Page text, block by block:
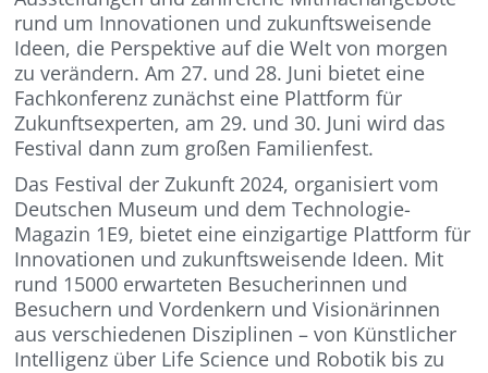
rund um Innovationen und zukunftsweisende
Ideen, die Perspektive auf die Welt von morgen
zu verändern. Am 27. und 28. Juni bietet eine
Fachkonferenz zunächst eine Plattform für
Zukunftsexperten, am 29. und 30. Juni wird das
Festival dann zum großen Familienfest.
Das Festival der Zukunft 2024, organisiert vom
Deutschen Museum und dem Technologie-
Magazin 1E9, bietet eine einzigartige Plattform für
Innovationen und zukunftsweisende Ideen. Mit
rund 15000 erwarteten Besucherinnen und
Besuchern und Vordenkern und Visionärinnen
aus verschiedenen Disziplinen – von Künstlicher
Intelligenz über Life Science und Robotik bis zu